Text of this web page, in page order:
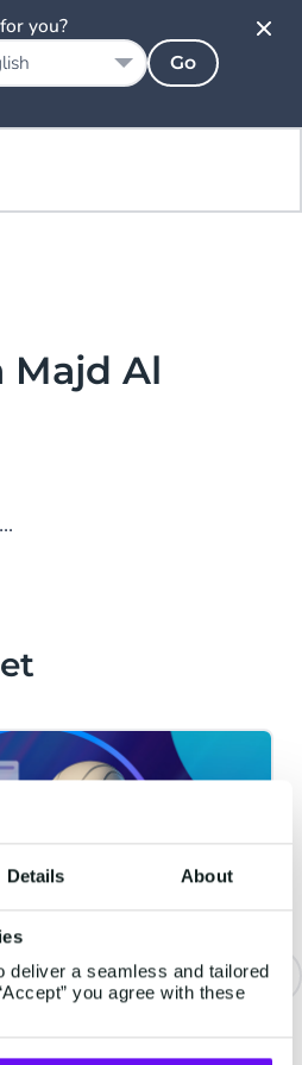
Details About
deliver a seamless and tailored
you agree with these
Majd Al
for
hos CM.com
you?
Go